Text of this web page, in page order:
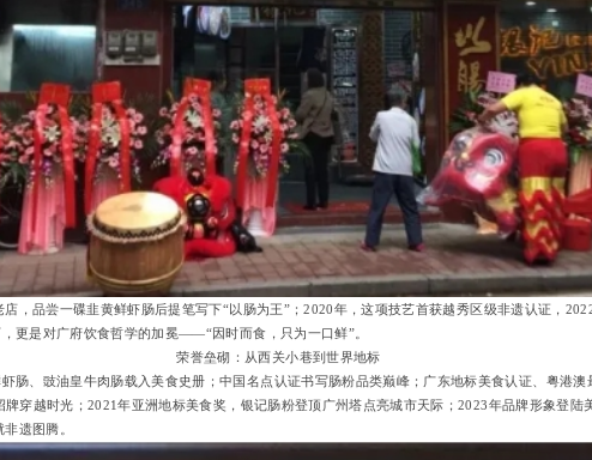
，品尝一碟韭黄鲜虾肠后提笔写下“以肠为王”；2020年，这项技艺首获越秀区级非遗认证，
更是对广府饮食哲学的加冕——“因时而食，只为一口鲜”。
荣誉垒砌：从西关小巷到世界地标
肠、豉油皇牛肉肠载入美食史册；中国名点认证书写肠粉品类巅峰；广东地标美食认证、粤港
牌穿越时光；2021年亚洲地标美食奖，银记肠粉登顶广州塔点亮城市天际；2023年品牌形象登陆
遗图腾。